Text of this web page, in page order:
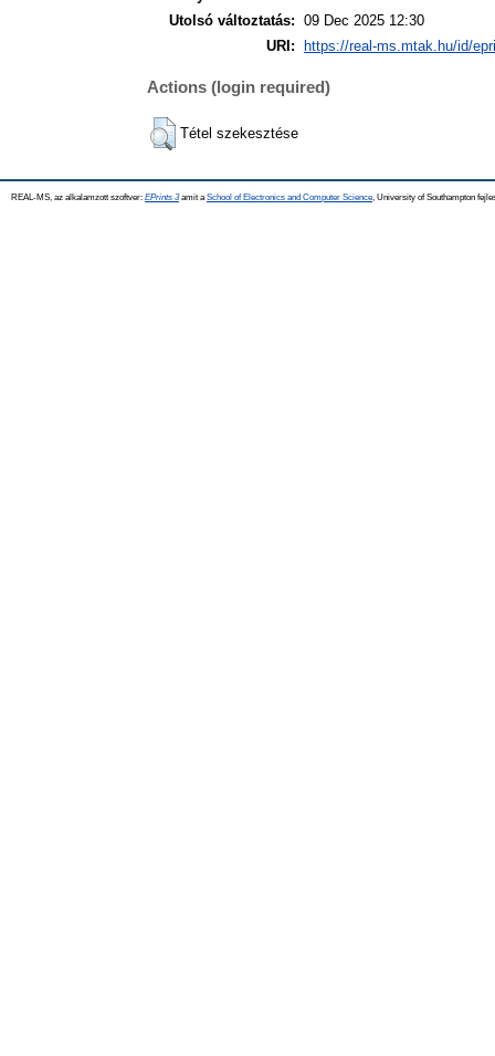
Utolsó változtatás: 09 Dec 2025 12:30
URI:
https://real-ms.mtak.hu/id/
Actions (login required)
Tétel szekesztése
REAL-MS, az alkalamzott szoftver: EPrints 3amit a School of Electronics and Computer Science , University of Southampton